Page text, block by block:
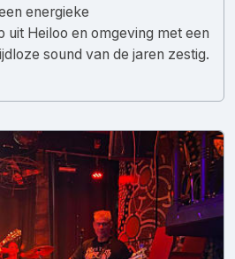
energieke
uit Heiloo en omgeving met een
sound van de jaren zestig.